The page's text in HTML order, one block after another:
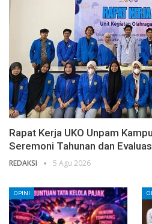
Rapat Kerja UKO Unpam
Seremoni Tahunan dan
REDAKSI 5 Agu 2026
OPINI